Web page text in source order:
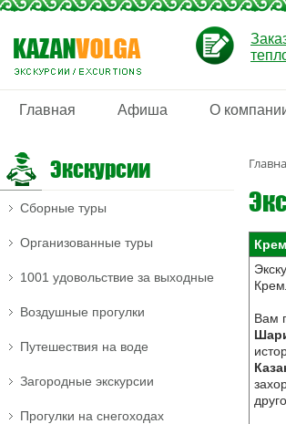
Главная Афиша О
Вам
Экскурсии
Сборные туры
Организованные туры
1001 удовольствие за выходные
Воздушные прогулки
Путешествия на воде
Загородные экскурсии
Прогулки на снегоходах